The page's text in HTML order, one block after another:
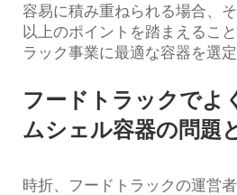
容易に積み重ねられる場合、
以上のポイントを踏まえるこ
ラック事業に最適な容器を選定
フードトラックでよ
ムシェル容器の問題
時折、フードトラックの運営